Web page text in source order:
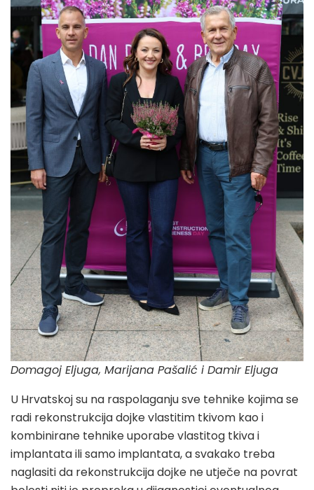
Domagoj Eljuga, Marijana Pašalić i Damir Eljuga
U Hrvatskoj su na raspolaganju sve tehnike kojima se
radi rekonstrukcija dojke vlastitim tkivom kao i
kombinirane tehnike uporabe vlastitog tkiva i
implantata ili samo implantata, a svakako treba
naglasiti da rekonstrukcija dojke ne utječe na povrat